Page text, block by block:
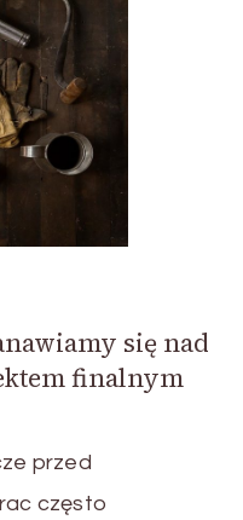
się nad
finalnym
przed
często